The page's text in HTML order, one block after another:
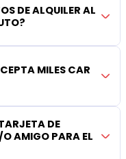
DE ALQUILER AL
MILES CAR
DE
AMIGO PARA EL